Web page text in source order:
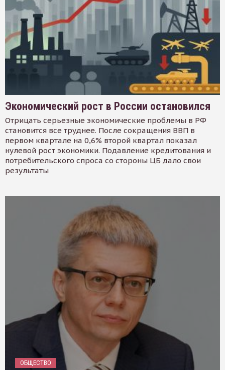
Экономический рост в России остановился
Отрицать серьезные экономические проблемы в РФ
становится все труднее. После сокращения ВВП в
первом квартале на 0,6% второй квартал показал
нулевой рост экономики. Подавление кредитования и
потребительского спроса со стороны ЦБ дало свои
результаты
ОБЩЕСТВО